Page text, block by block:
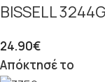
BISSELL
24.90€
Απόκτησέ το